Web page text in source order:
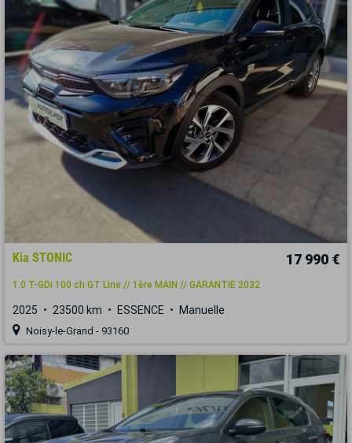
Kia STONIC 17 990 €
1.0 T-GDi 100 ch GT Line // 1ère MAIN // GARANTIE 2032
2025 23500 km ESSENCE Manuelle
Noisy-le-Grand - 93160